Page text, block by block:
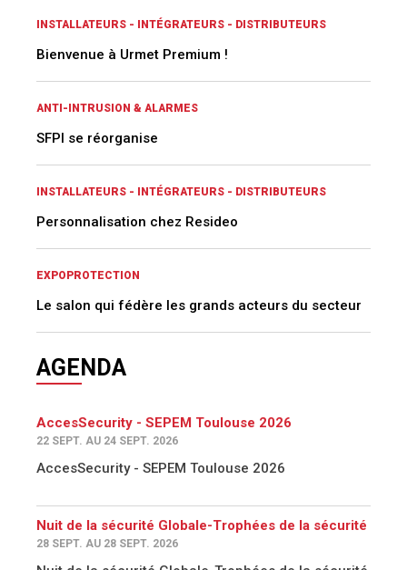
INSTALLATEURS - INTÉGRATEURS - DISTRIBUTEURS
Bienvenue à Urmet Premium !
ANTI-INTRUSION & ALARMES
SFPI se réorganise
INSTALLATEURS - INTÉGRATEURS - DISTRIBUTEURS
Personnalisation chez Resideo
EXPOPROTECTION
Le salon qui fédère les grands acteurs du secteur
AGENDA
AccesSecurity - SEPEM Toulouse 2026
22 SEPT. AU 24 SEPT. 2026
AccesSecurity - SEPEM Toulouse 2026
Nuit de la sécurité Globale-Trophées de la sécurité
28 SEPT. AU 28 SEPT. 2026